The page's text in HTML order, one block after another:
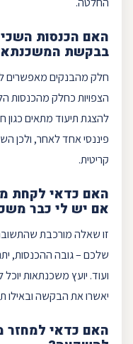
האם הכנסות
בבקשת
חלק מהבנקים מאפשרים
הצפויות כחלק מהכנסות
להצגת תיעוד מתאים
פיננסי אחד לאחר, ולכן
קריטית.
האם כדאי לקחת
אם יש לי כבר
זו שאלה מורכבת
שלכם – גובה ההכנסות,
ועוד. יועץ משכנתאות
יאשרו את הבקשה ובאילו
האם כדאי למחזר